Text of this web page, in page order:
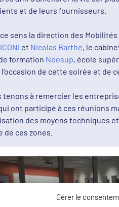
Gérer le
et de leurs fournisseurs.
sens la direction des
et Nicolas Barthe, le
formation Neosup, école
de cette soirée et de
à remercier les
ont participé à ces réunions
des moyens techniques
ces zones.